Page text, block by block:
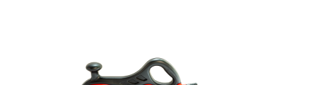
OUTILLAGE CARROSSERIE